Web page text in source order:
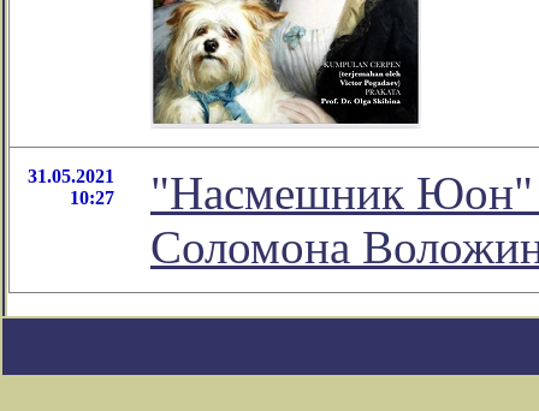
31.05.2021
10:27
"Насмешник Юон" -
Соломона